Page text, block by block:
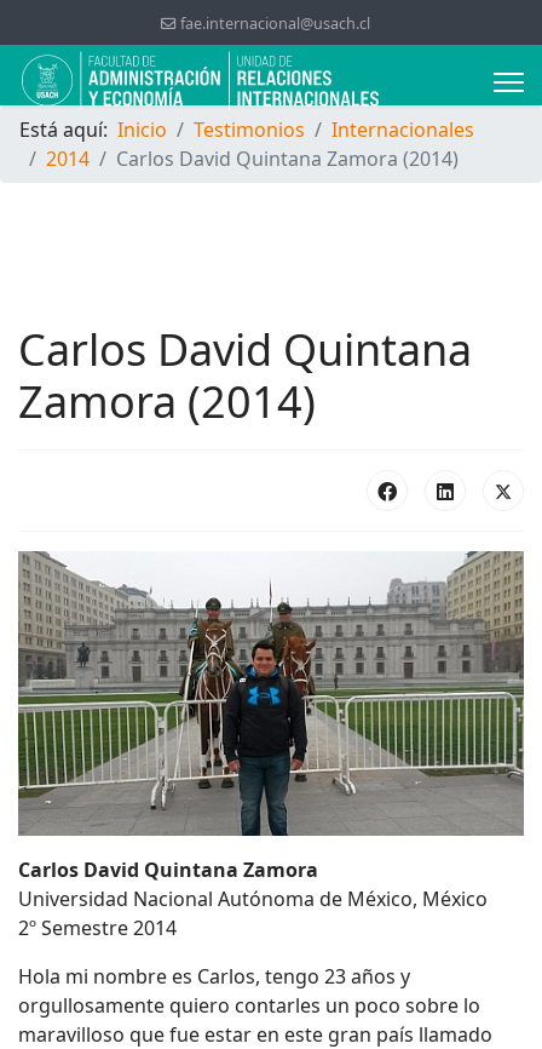
fae.internacional@usach.cl
Está aquí: Inicio Testimonios
Internacionales
2014
Carlos David Quintana Zamora (2014)
Carlos David Quintana
Zamora (2014)
Carlos David Quintana Zamora
Universidad Nacional Autónoma de México, México
2º Semestre 2014
Hola mi nombre es Carlos, tengo 23 años y
orgullosamente quiero contarles un poco sobre lo
maravilloso que fue estar en este gran país llamado